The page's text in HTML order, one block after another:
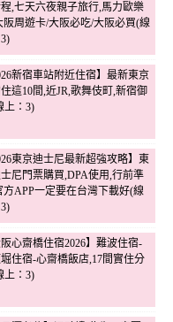
,七天六夜親子旅行,馬力歐樂
阪周遊卡/大阪必吃/大阪必買(線
新宿車站附近住宿】最新東京
這10間,近JR,歌舞伎町,新宿御
上：3)
東京迪士尼最新超強攻略】東
尼門票購買,DPA使用,行前準
方APP一定要在台灣下載好(線
阪心齋橋住宿2026】難波住宿-
住宿-心齋橋飯店,17間實住分
上：3)